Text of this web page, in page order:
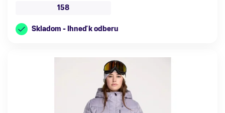
158
Skladom - Ihneď k odberu